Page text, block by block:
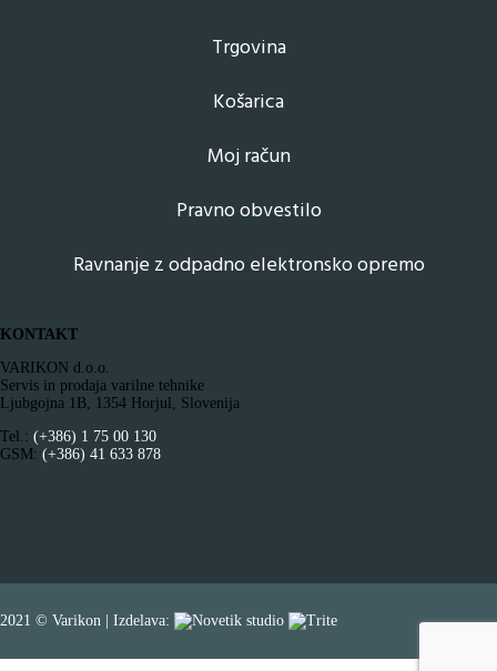
Trgovina
Košarica
Moj račun
Pravno obvestilo
Ravnanje z odpadno elektronsko opremo
KONTAKT
VARIKON d.o.o.
Servis in prodaja varilne tehnike
Ljubgojna 1B, 1354 Horjul, Slovenija
Tel.: (+386) 1 75 00 130
GSM: (+386) 41 633 878
2021 © Varikon | Izdelava: